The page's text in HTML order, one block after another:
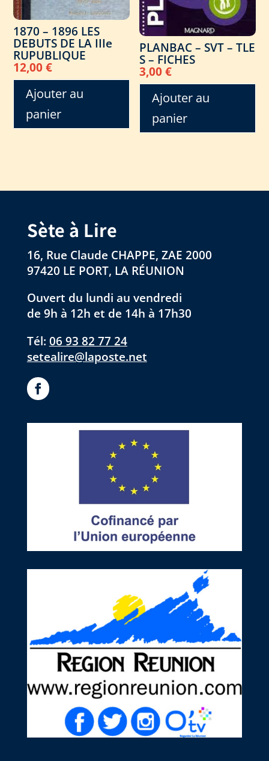
1870 – 1896 LES
DEBUTS DE LA IIIe
RUPUBLIQUE
12,00€
Ajouter au
panier
PLANBAC – SVT – TLE
S – FICHES
3,00€
Ajouter au
panier
Sète à Lire
16, Rue Claude CHAPPE, ZAE 2000
97420 LE PORT, LA RÉUNION
Ouvert du lundi au vendredi
de 9h à 12h et de 14h à 17h30
Tél: 06 93 82 77 24
setealire@laposte.net